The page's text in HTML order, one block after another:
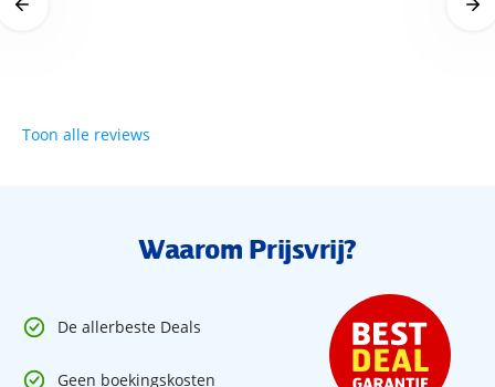
Toon alle reviews
Waarom Prijsvrij?
De allerbeste Deals
Geen boekingskosten